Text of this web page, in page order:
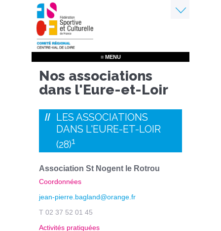
Aller
au
contenu
principal
≡ MENU
Nos associations
dans l'Eure-et-Loir
LES ASSOCIATIONS
DANS L'EURE-ET-LOIR
(28)1
Association St Nogent le Rotrou
Coordonnées
jean-pierre.bagland@orange.fr
T 02 37 52 01 45
Activités pratiquées